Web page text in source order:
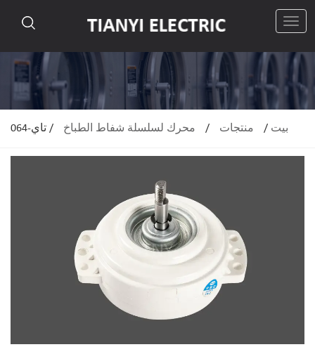
رقم
بيت / منتجات / محرك لسلسلة شفاط الطباخ / تاي-064